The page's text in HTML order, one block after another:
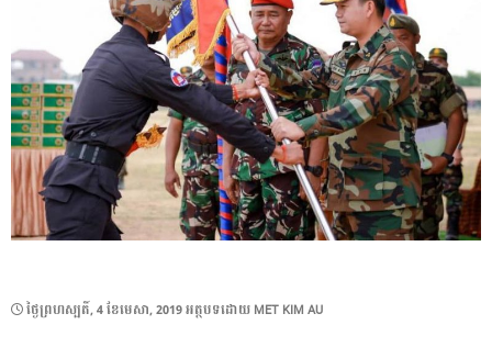
POSTED
ថ្ងៃ​ព្រហស្បតិ៍, 4 ខែ​មេសា, 2019អត្ថបទដោយ MET KIM AU